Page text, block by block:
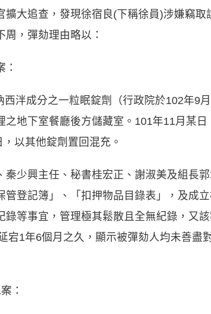
大追查，發現徐宿良(下稱徐員)涉嫌竊
，彈劾理由略以：
西泮成分之一粒眠錠劑（行政院於102年9
地下室餐廳後方儲藏室。101年11月某
以其他錠劑置回混充。
秦少興主任、秘書桂宏正、謝淑美及組長
登記簿」、「扣押物品目錄表」，及成
等事宜，管理極其鬆散且全無紀錄，又
宕1年6個月之久，顯示被彈劾人均未善盡
：